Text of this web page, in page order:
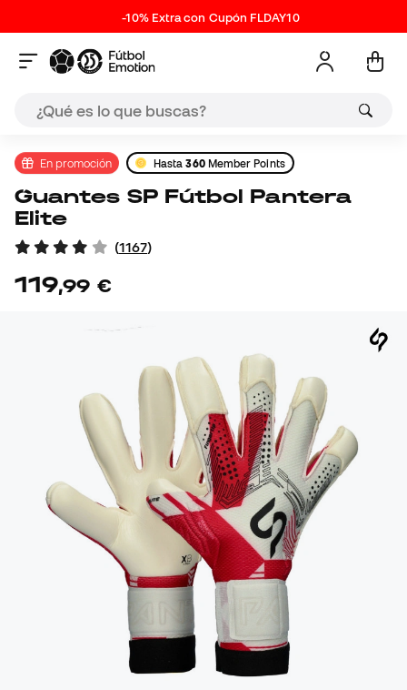
-10% Extra con Cupón FLDAY10
En promoción Hasta360Member Points
Guantes SP Fútbol Pantera
Elite
(1167)
119,99 €